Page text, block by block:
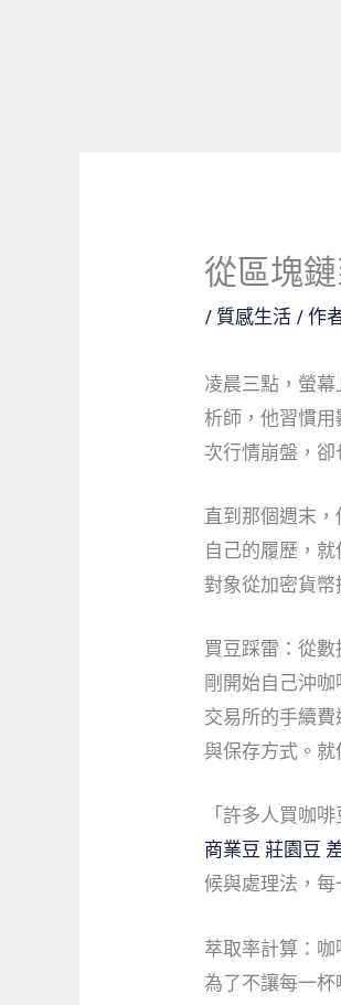
從區塊
/ 質感生活 / 作
凌晨三點，螢
析師，他習慣
次行情崩盤，卻
直到那個週末
自己的履歷，
對象從加密貨幣
買豆踩雷：從
剛開始自己沖
交易所的手續費
與保存方式。就
「許多人買咖
商業豆 莊園豆
候與處理法，每
萃取率計算：
為了不讓每一